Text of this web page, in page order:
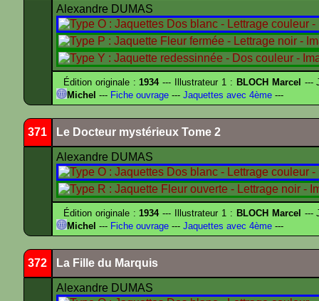
Alexandre DUMAS
Édition originale :1934--- Illustrateur 1 : BLOCH Marcel ---
Michel --- Fiche ouvrage --- Jaquettes avec 4ème ---
371 Le Docteur mystérieux Tome 2
Alexandre DUMAS
Édition originale :1934--- Illustrateur 1 : BLOCH Marcel ---
Michel --- Fiche ouvrage --- Jaquettes avec 4ème ---
372 La Fille du Marquis
Alexandre DUMAS